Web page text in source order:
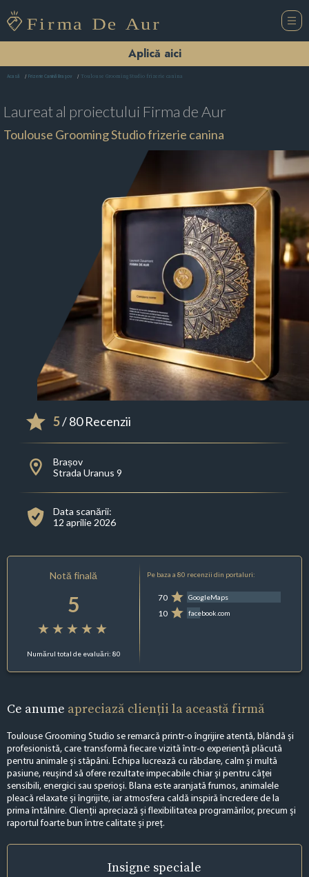
Aplică aici
Acasă Frizerie Canină Braşov Toulouse Grooming Studio frizerie canina
Laureat al proiectului Firma de Aur
Toulouse Grooming Studio frizerie canina
5/ 80 Recenzii
Brașov
Strada Uranus 9
Data scanării:
12 aprilie 2026
Notă finală
5
Numărul total de evaluări: 80
Pe baza a 80 recenzii din portaluri:
70 GoogleMaps
10 facebook.com
Ce anume apreciază clienții la această firmă
Toulouse Grooming Studio se remarcă printr-o îngrijire atentă, blândă și
profesionistă, care transformă fiecare vizită într-o experiență plăcută
pentru animale și stăpâni. Echipa lucrează cu răbdare, calm și multă
pasiune, reușind să ofere rezultate impecabile chiar și pentru căței
sensibili, energici sau sperioși. Blana este aranjată frumos, animalele
pleacă relaxate și îngrijite, iar atmosfera caldă inspiră încredere de la
prima întâlnire. Clienții apreciază și flexibilitatea programărilor, precum și
raportul foarte bun între calitate și preț.
Insigne speciale